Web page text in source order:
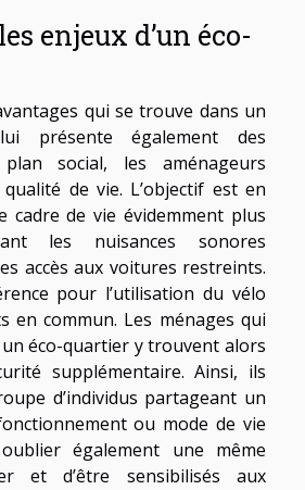
enjeux d’un éco-
qui se trouve dans un
présente également des
social, les aménageurs
de vie. L’objectif est en
cadre de vie évidemment plus
les nuisances sonores
accès aux voitures restreints.
pour l’utilisation du vélo
en commun. Les ménages qui
éco-quartier y trouvent alors
supplémentaire. Ainsi, ils
d’individus partageant un
ou mode de vie
également une même
et d’être sensibilisés aux